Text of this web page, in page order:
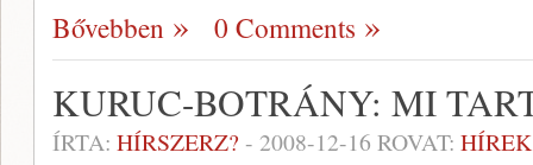
Bővebben 0 Comments
KURUC-BOTRÁNY: MI
ÍRTA: HÍRSZERZ? - 2008-12-16 ROVAT: